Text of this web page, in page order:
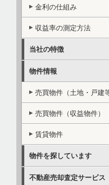
金利の仕組み
収益率の測定方法
当社の特徴
物件情報
売買物件（土地・戸建
売買物件（収益物件）
賃貸物件
物件を探しています
不動産売却査定サービス